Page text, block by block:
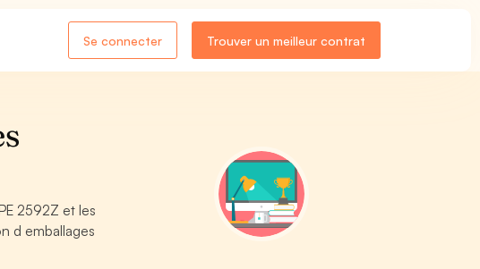
Se connecter Trouver un meilleur contrat
2592Z et les
d emballages